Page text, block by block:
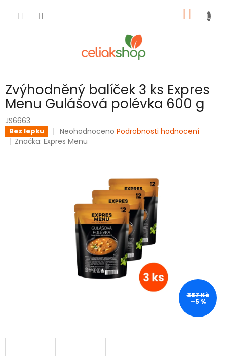
KOŠÍK
Zvýhodněný balíček 3 ks Expres
Menu Gulášová polévka 600 g
JS6663
Bez lepku
Průměrné
hodnocení
hvězdiček.
Neohodnoceno Podrobnosti hodnocení
Značka:Expres Menu
387 Kč
–5 %